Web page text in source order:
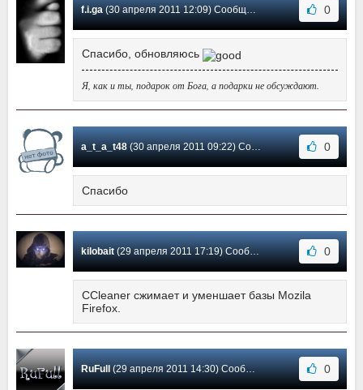
f.i.ga(30 апреля 2011 12:09) Сообщение #33 0
Спасибо, обновляюсь
Я, как и ты, подарок от Бога, а подарки не обсуждают.
a_t_a_t48(30 апреля 2011 09:22) Сообщение #32 0
Спасибо
kilobait(29 апреля 2011 17:19) Сообщение #31 0
CCleaner сжимает и уменшает базы Mozila
Firefox.
RuFull(29 апреля 2011 14:30) Сообщение #30 0